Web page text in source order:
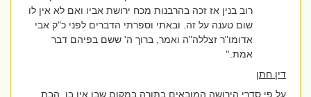
רוב בנין אז זכה בהרבנות מכח ירושת אביו ואם לא אין לו
שום טענה על זה. ובאתי וספרתי הדברים לפני כ"ק אבי
אדומו"ר זצללה"ה ואמר, ברוך ה' ששם בפיהם דבר
אמת.''
דין חתן
על פי סדרי הירושה המובאים בתורה במקום שבו אין בן, הבת